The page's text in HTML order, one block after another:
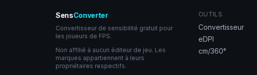
SensConverter
Convertisseur de sensibilité gratuit pour
les joueurs de FPS.
Non affilié à aucun éditeur de jeu. Les
marques appartiennent à leurs
propriétaires respectifs.
OUTILS
Convertisseur
eDPI
cm/360°